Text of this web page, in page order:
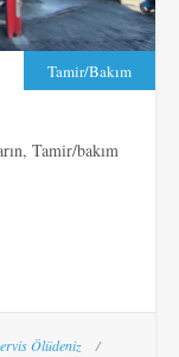
Tamir/Bakım
Tamir/bakım
Ölüdeniz